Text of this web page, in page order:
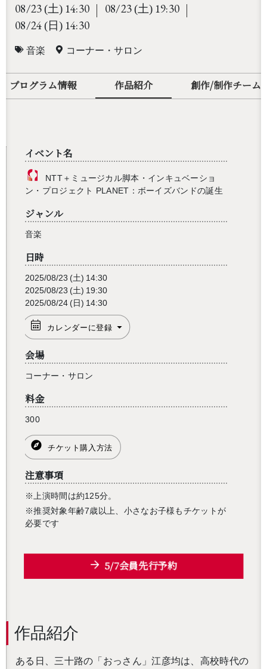
08/23(土) 14:30 08/23(土) 19:30
08/24(日) 14:30
音楽 コーナー・サロン
プログラム情報 作品紹介 創作/制作チーム
イベント名
NTT＋ミュージカル脚本・インキュベーショ
ン・プロジェクト PLANET：ボーイズバンドの誕生
ジャンル
音楽
日時
2025/08/23 (土) 14:30
2025/08/23 (土) 19:30
2025/08/24 (日) 14:30
カレンダーに登録
会場
コーナー・サロン
料金
300
チケット購入方法
注意事項
※上演時間は約125分。
※推奨対象年齢7歳以上、小さなお子様もチケットが
必要です
5/7会員先行予約
作品紹介
ある日、三十路の「おっさん」江彦均は、高校時代の